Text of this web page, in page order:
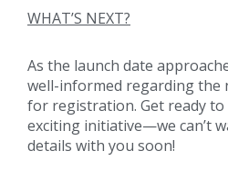
WHAT’S NEXT?
As the launch date
well-informed regarding the
for registration. Get ready
exciting initiative—we can’t
details with you soon!